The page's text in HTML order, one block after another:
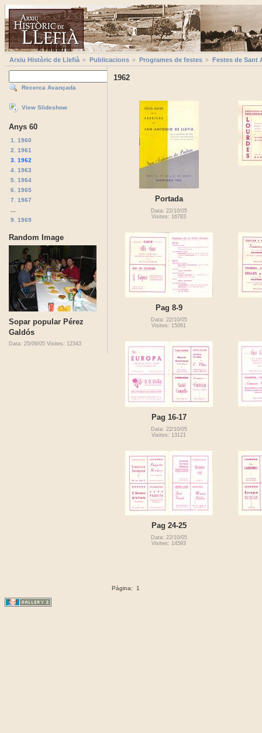
Arxiu Històric de Llefià Publicacions Programes de festes Festes de Sant
Recerca Avançada
View Slideshow
Anys 60
1. 1960
2. 1961
3. 1962
4. 1963
5. 1964
6. 1965
7. 1967
9. 1969
Random Image
Sopar popular Pérez
Galdós
Data: 25/09/05 Visites: 12343
1962
Portada
Data: 22/10/05
Visites: 16783
Pag 8-9
Data: 22/10/05
Visites: 15061
Pag 16-17
Data: 22/10/05
Visites: 13121
Pag 24-25
Data: 22/10/05
Visites: 14593
Pàgina: 1